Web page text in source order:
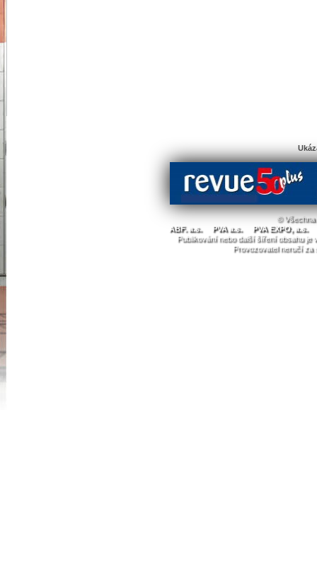
© Všechna
ABF. a.s.
PVA a.s.
PVA EXPO, a.s.
Publikování nebo další šíření obsahu
Provozovatel neručí za